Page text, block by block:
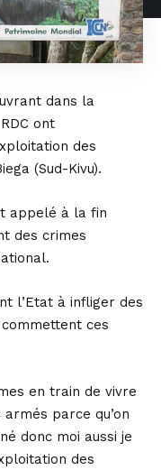
dans la
ont
des
(Sud-Kivu).
appelé à la fin
des crimes
l’Etat à infliger des
ces
en train de vivre
parce qu’on
donc moi aussi je
des